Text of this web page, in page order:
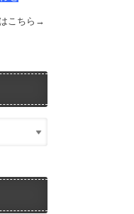
こちら→